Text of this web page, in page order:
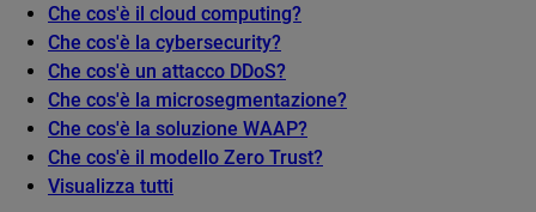
Che cos'è il cloud computing?
Che cos'è la cybersecurity?
Che cos'è un attacco DDoS?
Che cos'è la microsegmentazione?
Che cos'è la soluzione WAAP?
Che cos'è il modello Zero Trust?
Visualizza tutti